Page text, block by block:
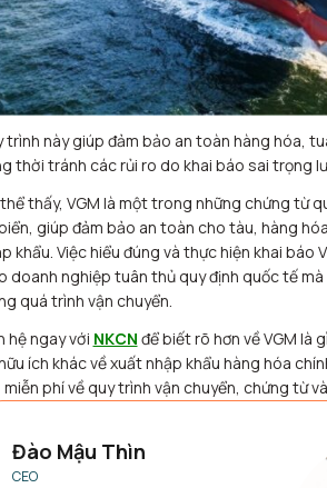
trình này giúp đảm bảo an toàn hàng hóa,
thời tránh các rủi ro do khai báo sai trọng
thấy, VGM là một trong những chứng từ
giúp đảm bảo an toàn cho tàu, hàng
khẩu. Việc hiểu đúng và thực hiện khai báo
doanh nghiệp tuân thủ quy định quốc tế
quá trình vận chuyển.
hệ ngay với NKCN để biết rõ hơn về VGM là
ích khác về xuất nhập khẩu hàng hóa
miễn phí về quy trình vận chuyển, chứng từ
Đào Mậu Thìn
CEO